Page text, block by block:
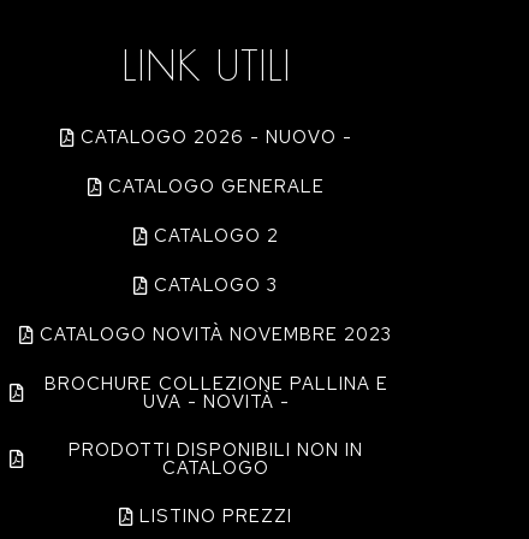
LINK UTILI
CATALOGO 2026 - NUOVO -
CATALOGO GENERALE
CATALOGO 2
CATALOGO 3
CATALOGO NOVITÀ NOVEMBRE 2023
BROCHURE COLLEZIONE PALLINA E
UVA - NOVITÀ -
PRODOTTI DISPONIBILI NON IN
CATALOGO
LISTINO PREZZI